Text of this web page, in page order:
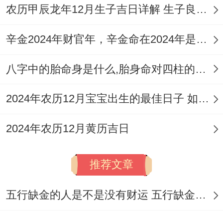
下面说说桃花年查询列表：甲木日逢己土年
是桃花年每年己土月是桃花月；乙木日逢庚
逢辛金年是桃花年每年辛金月是桃花月；丁
月；戊土日逢癸水年是桃花年每年癸水月是
桃花月；己土日逢甲木年是桃花年每年甲木
乙木月是桃花月；辛金日逢丙火年是桃花年
花年每年丁火月是桃花月；癸水日逢戊土年
农历甲辰龙年12月生子吉日详解 生子良辰的影响因素
辛金2024年财官年，辛金命在2024年是财官年还是财印年
八字中的胎命身是什么,胎身命对四柱的影响
2024年农历12月宝宝出生的最佳日子 如何挑选适合的吉日
2024年农历12月黄历吉日
推荐文章
五行缺金的人是不是没有财运 五行缺金的人命运好不好